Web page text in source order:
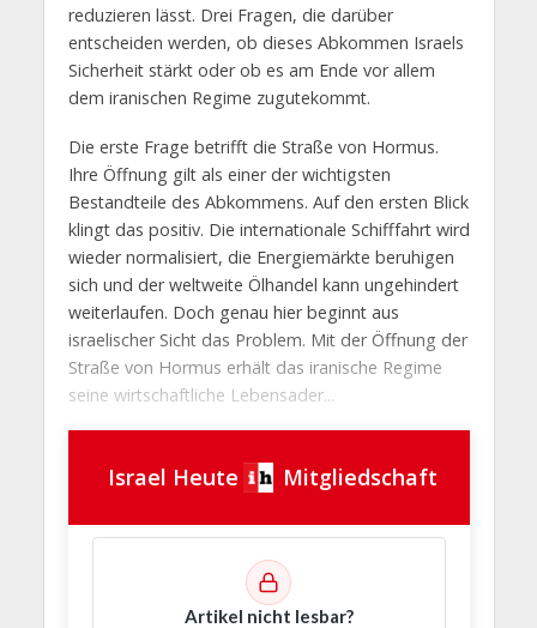
reduzieren lässt. Drei Fragen, die darüber
entscheiden werden, ob dieses Abkommen Israels
Sicherheit stärkt oder ob es am Ende vor allem
dem iranischen Regime zugutekommt.
Die erste Frage betrifft die Straße von Hormus.
Ihre Öffnung gilt als einer der wichtigsten
Bestandteile des Abkommens. Auf den ersten Blick
klingt das positiv. Die internationale Schifffahrt wird
wieder normalisiert, die Energiemärkte beruhigen
sich und der weltweite Ölhandel kann ungehindert
weiterlaufen. Doch genau hier beginnt aus
israelischer Sicht das Problem. Mit der Öffnung der
Straße von Hormus erhält das iranische Regime
seine wirtschaftliche Lebensader...
Israel Heute Mitgliedschaft
Artikel nicht lesbar?